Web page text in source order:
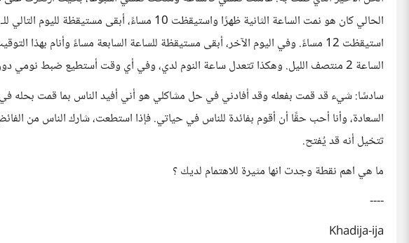
استيقظت 12 مساءً. وفي اليوم الآخر، أبقى مستيقظة للساعة السابعة مساءً وأنام بهذا
الساعة 2 منتصف الليل. وهكذا تتعدل ساعة النوم لدي، وفي أي وقت أستطيع ضبط نومي دون الحاجة لمؤثر خارجي وأستطيع الالتزام به.
سادسًا: شيء قد قمت بفعله وقد أفادني في حل مشاكلي هو أني أفيد الناس بما قمت بحله
السعادة، وأنا أحب حقًا أن أقوم بفائدة للناس في حياتي. فإذا استطعت، شارك الناس من
تتخيل أنه قد يُفتح.
ما هي اهم نقطة وجدت انها مثيرة للاهتمام لديك ؟
----
Khadija-ija